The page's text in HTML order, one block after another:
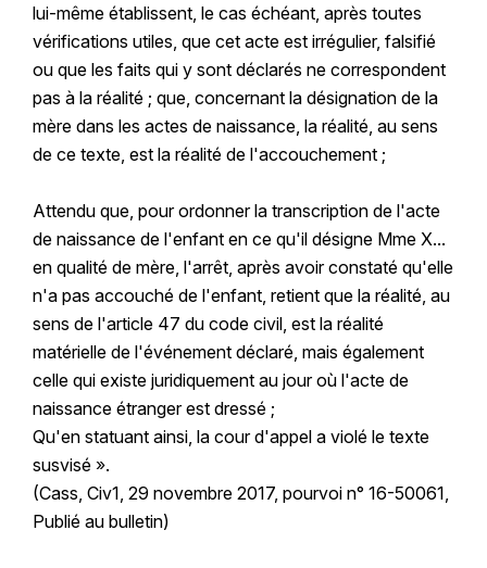
lui-même établissent, le cas échéant, après toutes
vérifications utiles, que cet acte est irrégulier, falsifié
ou que les faits qui y sont déclarés ne correspondent
pas à la réalité ; que, concernant la désignation de la
mère dans les actes de naissance, la réalité, au sens
de ce texte, est la réalité de l'accouchement ;
Attendu que, pour ordonner la transcription de l'acte
de naissance de l'enfant en ce qu'il désigne Mme X...
en qualité de mère, l'arrêt, après avoir constaté qu'elle
n'a pas accouché de l'enfant, retient que la réalité, au
sens de l'article 47 du code civil, est la réalité
matérielle de l'événement déclaré, mais également
celle qui existe juridiquement au jour où l'acte de
naissance étranger est dressé ;
Qu'en statuant ainsi, la cour d'appel a violé le texte
susvisé ».
(Cass, Civ1, 29 novembre 2017, pourvoi n° 16-50061,
Publié au bulletin)